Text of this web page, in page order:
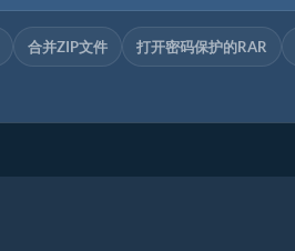
合并ZIP文件 打开密码保护的RAR